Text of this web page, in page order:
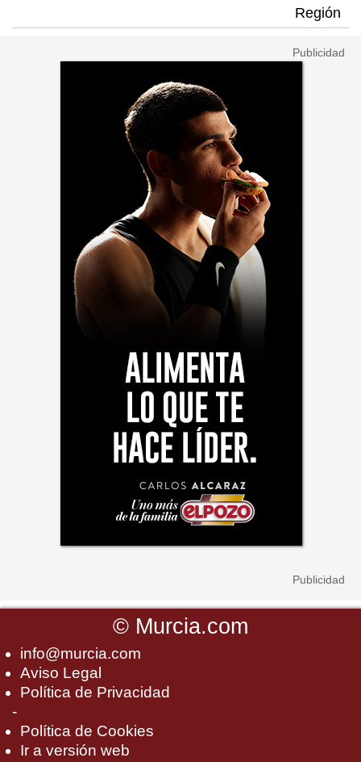
Región
© Murcia.com
info@murcia.com
Aviso Legal
Política de Privacidad
-
Política de Cookies
Ir a versión web